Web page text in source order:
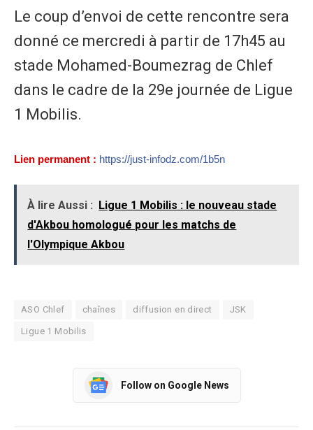
Le coup d’envoi de cette rencontre sera
donné ce mercredi à partir de 17h45 au
stade Mohamed-Boumezrag de Chlef
dans le cadre de la 29e journée de Ligue
1 Mobilis.
Lien permanent : https://just-infodz.com/1b5n
À lire Aussi : Ligue 1 Mobilis : le nouveau stade
d'Akbou homologué pour les matchs de
l'Olympique Akbou
ASO Chlef chaînes diffusion en direct JSK
Ligue 1 Mobilis
Follow on Google News